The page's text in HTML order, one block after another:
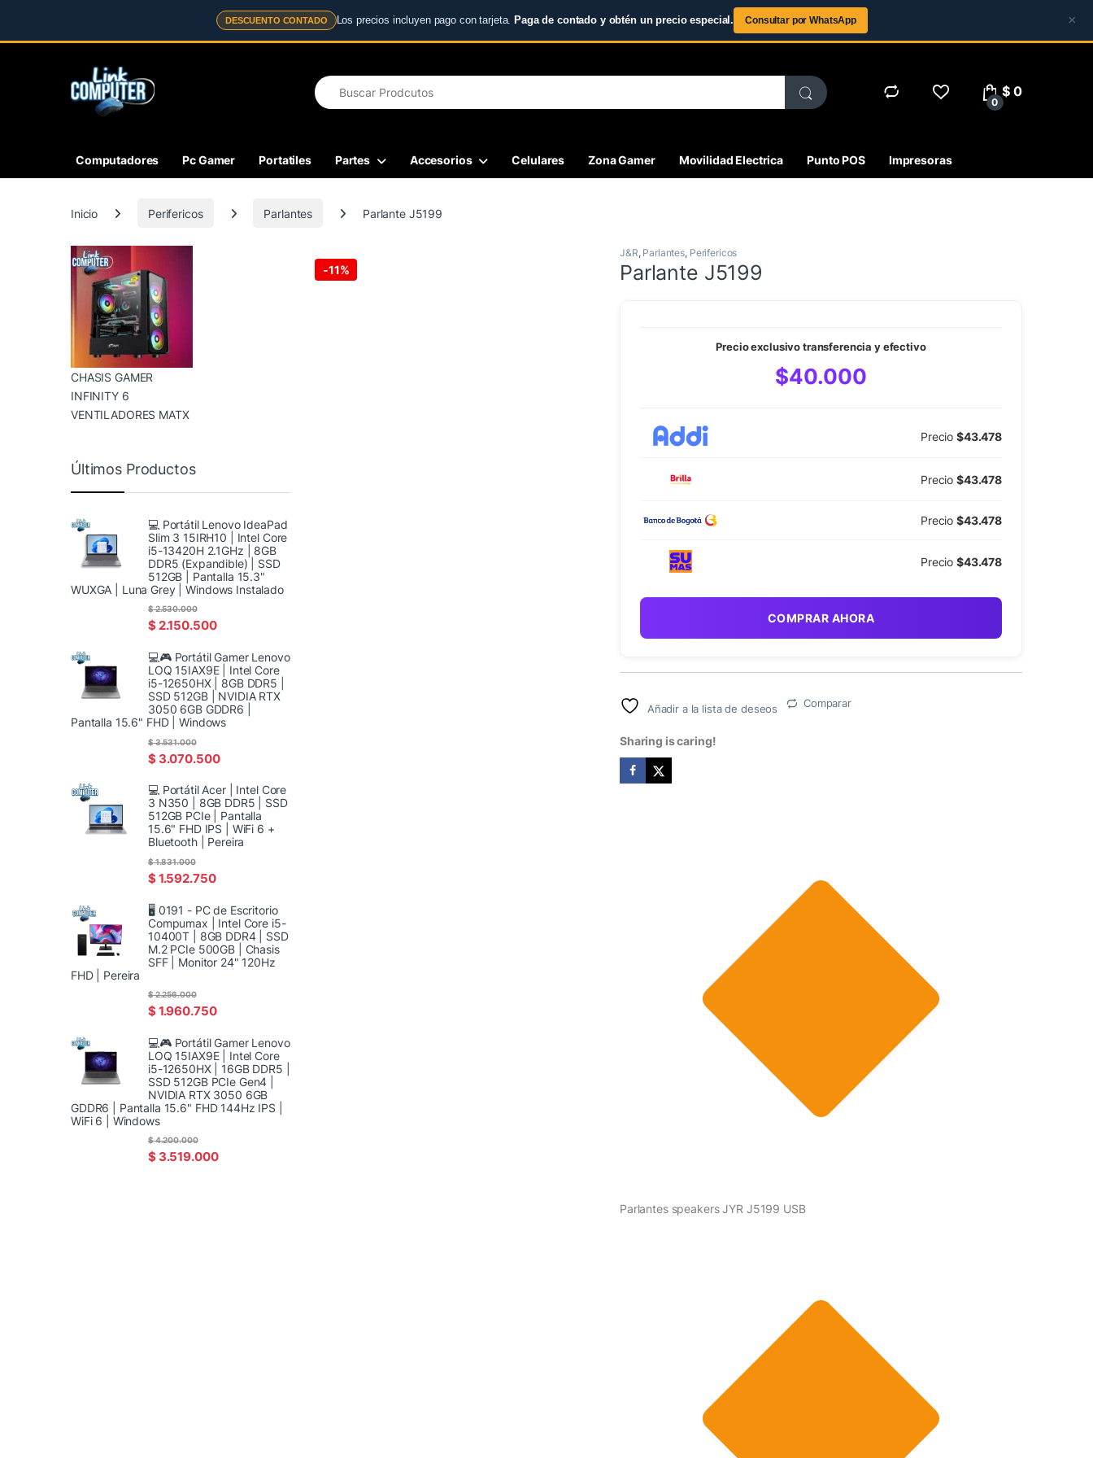
DESCUENTO CONTADO Los precios incluyen pago con tarjeta. Paga de contado y obtén un precio especial. Consultar por WhatsApp ×
Search for:
0
$ 0
Computadores Pc Gamer Portatiles Partes Accesorios Celulares Zona Gamer Movilidad Electrica Punto POS Impresoras
Inicio Perifericos Parlantes Parlante J5199
-11%
J&R, Parlantes, Perifericos
Parlante J5199
Precio exclusivo transferencia y efectivo
$40.000
Precio $43.478
Precio $43.478
Precio $43.478
Precio $43.478
COMPRAR AHORA
Añadir a la lista de deseos Comparar
Sharing is caring!
Parlantes speakers JYR J5199 USB
CHASIS GAMER
INFINITY 6
VENTILADORES MATX
Últimos Productos
💻 Portátil Lenovo IdeaPad
Slim 3 15IRH10 | Intel Core
i5-13420H 2.1GHz | 8GB
DDR5 (Expandible) | SSD
512GB | Pantalla 15.3"
WUXGA | Luna Grey | Windows Instalado
$2.150.500
$2.530.000
💻🎮 Portátil Gamer Lenovo
LOQ 15IAX9E | Intel Core
i5-12650HX | 8GB DDR5 |
SSD 512GB | NVIDIA RTX
3050 6GB GDDR6 |
Pantalla 15.6" FHD | Windows
$3.070.500
$3.531.000
💻 Portátil Acer | Intel Core
3 N350 | 8GB DDR5 | SSD
512GB PCIe | Pantalla
15.6" FHD IPS | WiFi 6 +
Bluetooth | Pereira
$1.592.750
$1.831.000
🖥️ 0191 - PC de Escritorio
Compumax | Intel Core i5-
10400T | 8GB DDR4 | SSD
M.2 PCIe 500GB | Chasis
SFF | Monitor 24" 120Hz
FHD | Pereira
$1.960.750
$2.256.000
💻🎮 Portátil Gamer Lenovo
LOQ 15IAX9E | Intel Core
i5-12650HX | 16GB DDR5 |
SSD 512GB PCIe Gen4 |
NVIDIA RTX 3050 6GB
GDDR6 | Pantalla 15.6" FHD 144Hz IPS |
WiFi 6 | Windows
$3.519.000
$4.200.000